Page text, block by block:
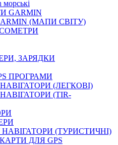
GARMIN
(МАПИ СВІТУ)
ЗАРЯДКИ
ПРОГРАМИ
(ЛЕГКОВІ)
(TIR-
НАВІГАТОРИ (ТУРИСТИЧНІ)
ДЛЯ GPS